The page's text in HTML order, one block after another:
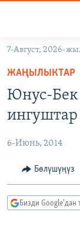
Навигацияга
өтүңүз
Издөөгө
салыңызКЫРГЫЗСТАН
ЭКОНОМИКА
МАДАНИЯТ
ДҮЙНӨ
БОРБОР АЗИЯ
УКРАИНА
АТАЙЫН
ТВ
ЭКСПЕРТТЕР
ӨЗГӨЧӨ
7-Август, 2026-
ЖАҢЫЛЫКТАР
Юнус-Бек
ингуштар
6-Июнь, 2014
Бөлүшүңүз
Бизди Google'дан